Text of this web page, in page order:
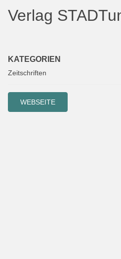
Verlag
KATEGORIEN
Zeitschriften
WEBSEITE